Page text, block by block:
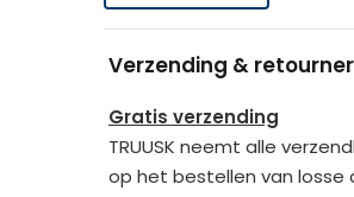
Laat jouw kind een
Rotan_kleur
Kussen_kleur
Verzending &
Gratis verzending
TRUUSK neemt alle
op het bestellen van losse